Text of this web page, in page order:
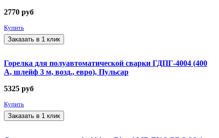
2770 руб
Купить
Заказать в 1 клик
Горелка для полуавтоматической сварки ГДПГ-4004 (400
А, шлейф 3 м, возд., евро), Пульсар
5325 руб
Купить
Заказать в 1 клик